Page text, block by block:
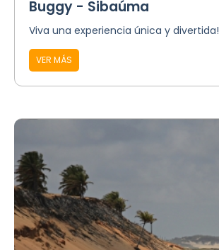
Buggy - Sibaúma
Viva una experiencia única y divertida!
VER MÁS